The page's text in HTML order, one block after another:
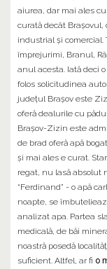
aiurea, dar mai ales
curată decât
industrial și comercial.
împrejurimi, Branul,
anul acesta. Iată deci
folos solicitudinea
județul Brașov este
oferă dealurile cu
Brașov-Zizin este
de brad oferă apă
și mai ales e curat.
regat, nu lasă absolut
“Ferdinand” - o apă
noapte, se
analizat apa. Partea
medicală, de băi
noastră posedă
suficient. Altfel, ar fi o